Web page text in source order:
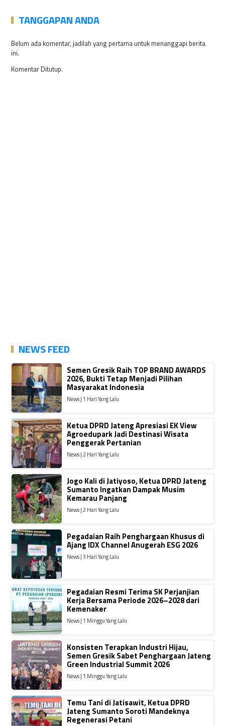
TANGGAPAN ANDA
Belum ada komentar, jadilah yang pertama untuk menanggapi berita
ini.
Komentar Ditutup.
NEWS FEED
Semen Gresik Raih TOP BRAND AWARDS
2026, Bukti Tetap Menjadi Pilihan
Masyarakat Indonesia
News | 1 Hari Yang Lalu
Ketua DPRD Jateng Apresiasi EK View
Agroedupark Jadi Destinasi Wisata
Penggerak Pertanian
News | 2 Hari Yang Lalu
Jogo Kali di Jatiyoso, Ketua DPRD Jateng
Sumanto Ingatkan Dampak Musim
Kemarau Panjang
News | 2 Hari Yang Lalu
Pegadaian Raih Penghargaan Khusus di
Ajang IDX Channel Anugerah ESG 2026
News | 3 Hari Yang Lalu
Pegadaian Resmi Terima SK Perjanjian
Kerja Bersama Periode 2026–2028 dari
Kemenaker
News | 1 Minggu Yang Lalu
Konsisten Terapkan Industri Hijau,
Semen Gresik Sabet Penghargaan Jateng
Green Industrial Summit 2026
News | 1 Minggu Yang Lalu
Temu Tani di Jatisawit, Ketua DPRD
Jateng Sumanto Soroti Mandeknya
Regenerasi Petani